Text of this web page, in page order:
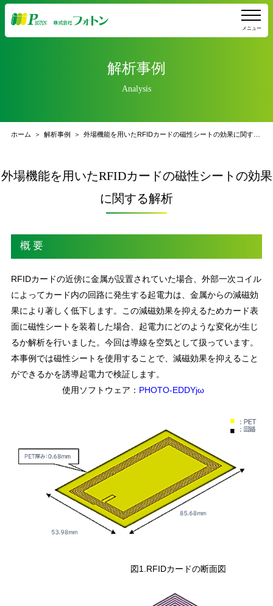
メニュー
解析事例
Analysis
ホーム 解析事例 外場機能を用いたRFIDカードの磁性シートの効果に関する解析
外場機能を用いたRFIDカードの磁性シートの効果
に関する解析
概 要
RFIDカードの近傍に金属が設置されていた場合、外部一次コイル
によってカード内の回路に発生する起電力は、金属からの減磁効
果により著しく低下します。この減磁効果を抑えるためカード表
面に磁性シートを装着した場合、起電力にどのような変化が生じ
るか解析を行いました。今回は導線を空気として扱っています。
本事例では磁性シートを使用することで、減磁効果を抑えること
ができるかを誘導起電力で検証します。
使用ソフトウェア： PHOTO-EDDYjω
図1.RFIDカードの断面図